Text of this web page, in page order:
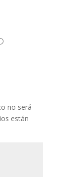
no será
están